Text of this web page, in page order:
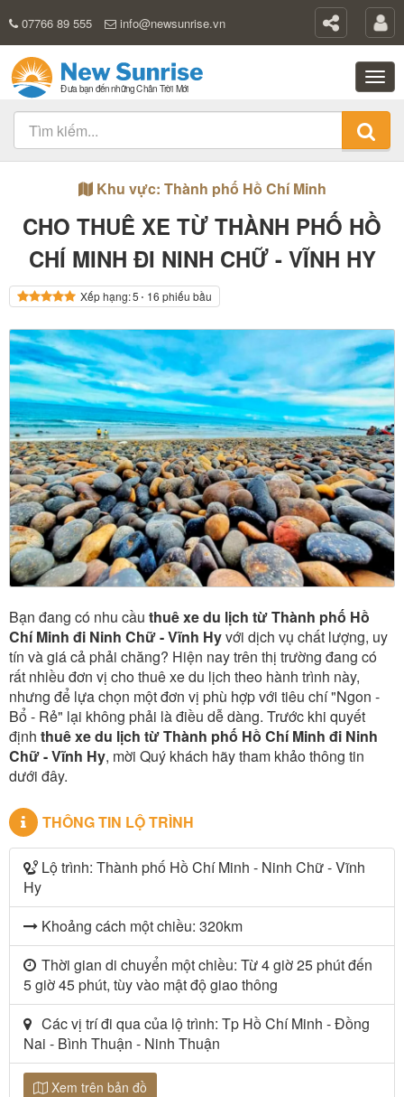
07766 89 555 info@newsunrise.vn
Khu vực: Thành phố Hồ Chí Minh
CHO THUÊ XE TỪ THÀNH PHỐ HỒ
CHÍ MINH ĐI NINH CHỮ - VĨNH HY
Xếp hạng:5 ⋅ 16 phiếu bầu
Bạn đang có nhu cầu thuê xe du lịch từ Thành phố Hồ
Chí Minh đi Ninh Chữ - Vĩnh Hyvới dịch vụ chất lượng, uy
tín và giá cả phải chăng? Hiện nay trên thị trường đang có
rất nhiều đơn vị cho thuê xe du lịch theo hành trình này,
nhưng để lựa chọn một đơn vị phù hợp với tiêu chí "Ngon -
Bổ - Rẻ" lại không phải là điều dễ dàng. Trước khi quyết
định thuê xe du lịch từ Thành phố Hồ Chí Minh đi Ninh
Chữ - Vĩnh Hy, mời Quý khách hãy tham khảo thông tin
dưới đây.
THÔNG TIN LỘ TRÌNH
Lộ trình: Thành phố Hồ Chí Minh - Ninh Chữ - Vĩnh
Hy
Khoảng cách một chiều: 320km
Thời gian di chuyển một chiều: Từ 4 giờ 25 phút đến
5 giờ 45 phút, tùy vào mật độ giao thông
Các vị trí đi qua của lộ trình: Tp Hồ Chí Minh - Đồng
Nai - Bình Thuận - Ninh Thuận
Xem trên bản đồ